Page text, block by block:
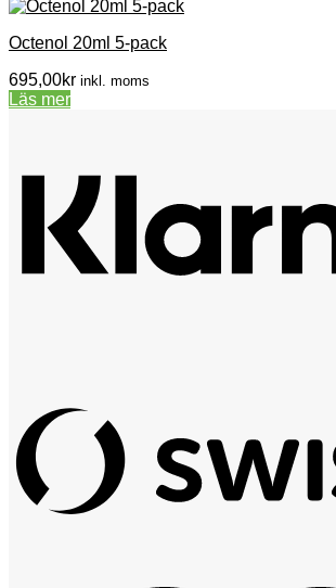
Octenol 20ml 5-pack
695,00kr inkl. moms
Läs mer